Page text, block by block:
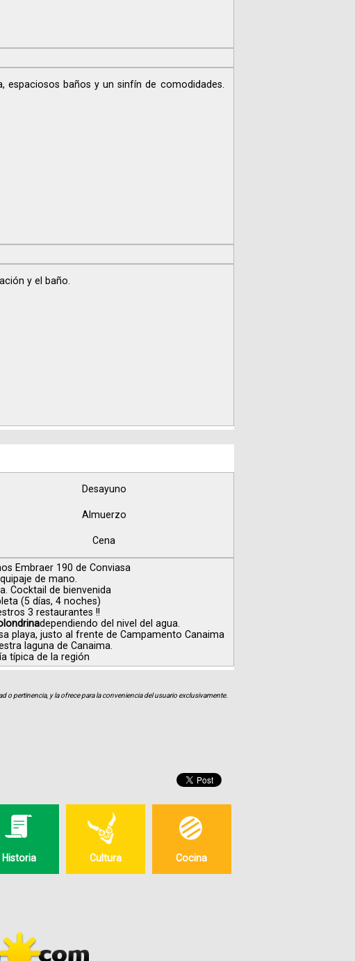
espaciosos baños y un sinfín de comodidades.
y el baño.
Desayuno
Almuerzo
Cena
Embraer 190 de Conviasa
de mano.
Cocktail de bienvenida
(5 días, 4 noches)
3 restaurantes !!
dependiendo del nivel del agua.
playa, justo al frente de Campamento Canaima
laguna de Canaima.
típica de la región
o pertinencia, y la ofrece para la conveniencia del usuario exclusivamente.
Historia Cultura Cocina